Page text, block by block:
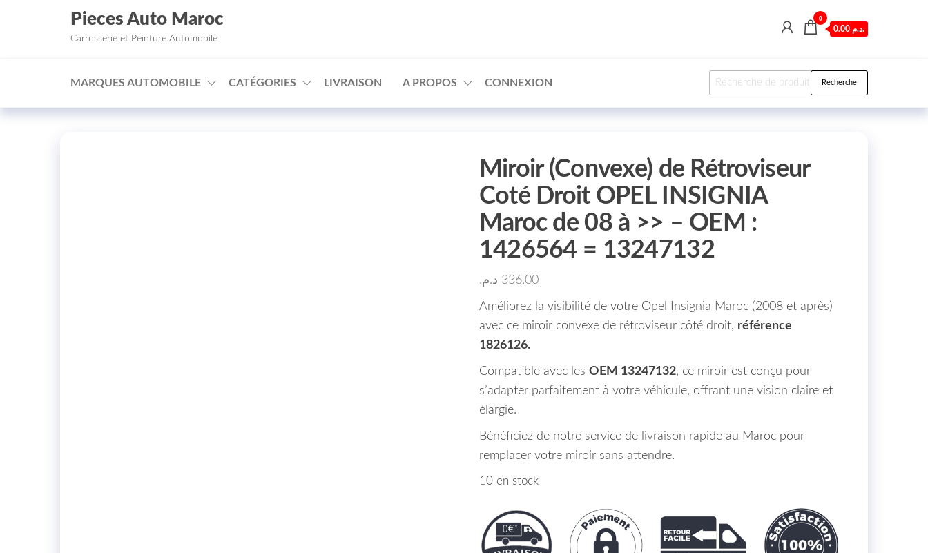
□
Aller au contenu
Pieces Auto Maroc
Carrosserie et Peinture Automobile
0
0.00 د.م.
MARQUES AUTOMOBILE CATÉGORIES LIVRAISON A PROPOS CONNEXION Recherche pour : Recherche
Miroir (Convexe) de Rétroviseur
Coté Droit OPEL INSIGNIA
Maroc de 08 à >> – OEM :
1426564 = 13247132
336.00 د.م.
Améliorez la visibilité de votre Opel Insignia Maroc (2008 et après)
avec ce miroir convexe de rétroviseur côté droit, référence
1826126.
Compatible avec les OEM 13247132, ce miroir est conçu pour
s’adapter parfaitement à votre véhicule, offrant une vision claire et
élargie.
Bénéficiez de notre service de livraison rapide au Maroc pour
remplacer votre miroir sans attendre.
10 en stock